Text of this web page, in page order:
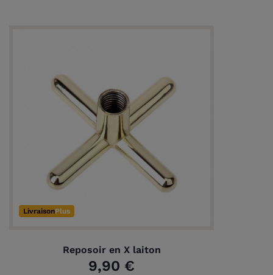
LivraisonPlus
Reposoir en X laiton
9,90 €